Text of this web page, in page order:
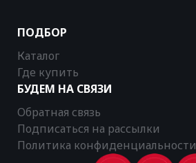
ПОДБОР
Каталог
Где купить
БУДЕМ НА СВЯЗИ
Обратная связь
Подписаться на рассылки
Политика конфиденциальности